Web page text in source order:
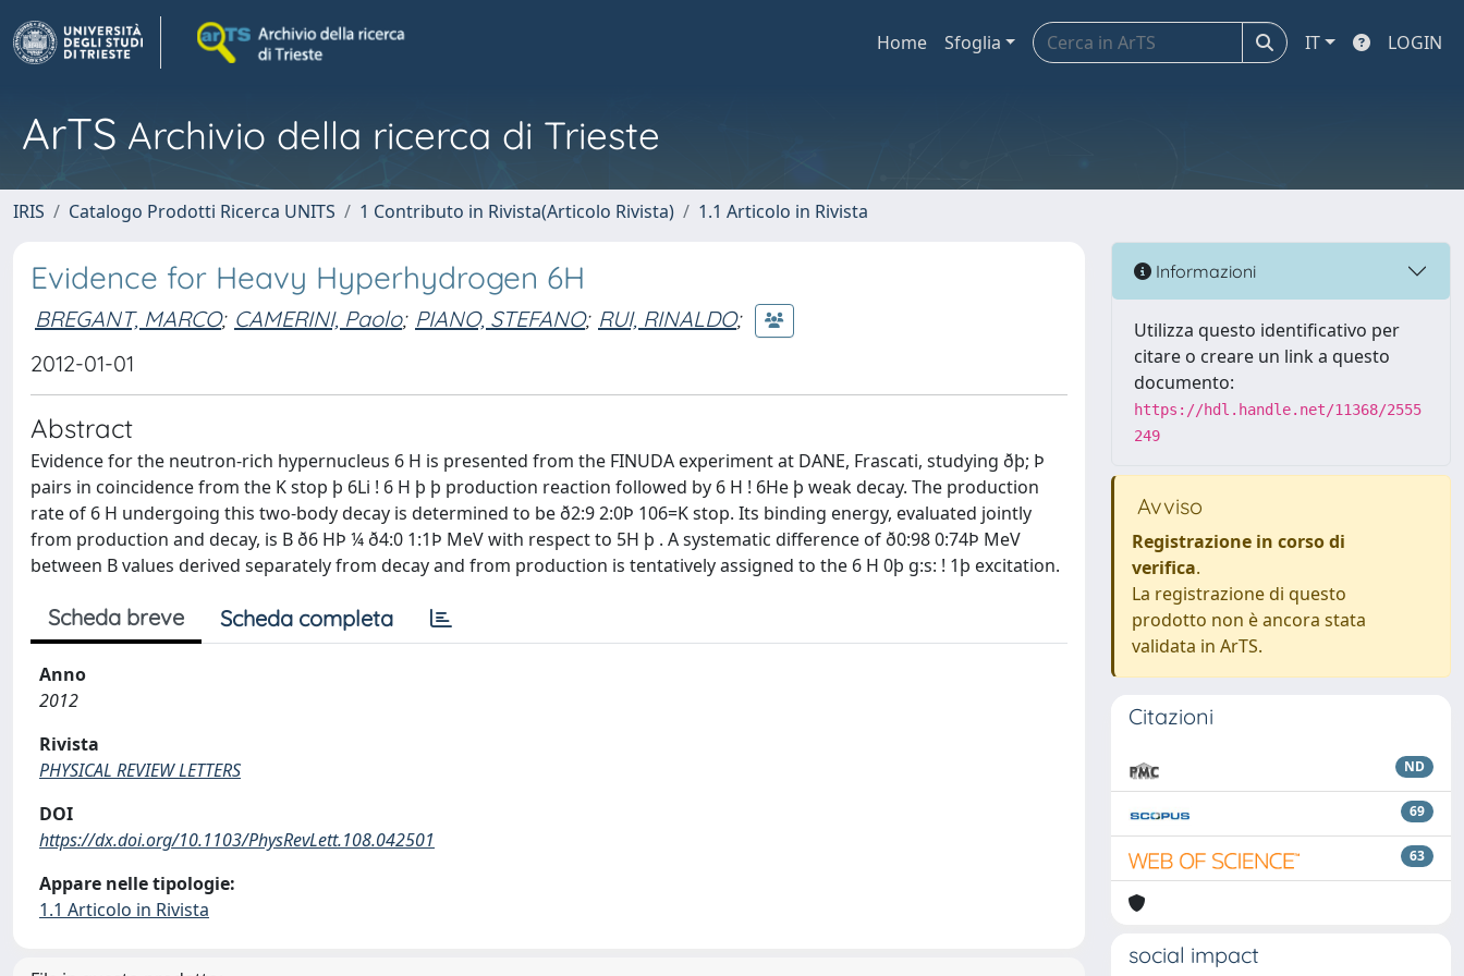
Home Sfoglia IT LOGIN
ArTS Archivio della ricerca di Trieste
IRIS Catalogo Prodotti Ricerca UNITS 1 Contributo in Rivista(Articolo Rivista) 1.1 Articolo in Rivista
Evidence for Heavy Hyperhydrogen 6H
BREGANT, MARCO; CAMERINI, Paolo; PIANO, STEFANO; RUI, RINALDO;
2012-01-01
Abstract
Evidence for the neutron-rich hypernucleus 6 H is presented from the FINUDA experiment at DANE, Frascati, studying ðþ; Þ
pairs in coincidence from the K stop þ 6Li ! 6 H þ þ production reaction followed by 6 H ! 6He þ weak decay. The production
rate of 6 H undergoing this two-body decay is determined to be ð2:9 2:0Þ 106=K stop. Its binding energy, evaluated jointly
from production and decay, is B ð6 HÞ ¼ ð4:0 1:1Þ MeV with respect to 5H þ . A systematic difference of ð0:98 0:74Þ MeV
between B values derived separately from decay and from production is tentatively assigned to the 6 H 0þ g:s: ! 1þ excitation.
Scheda breve Scheda completa
Anno
2012
Rivista
PHYSICAL REVIEW LETTERS
DOI
https://dx.doi.org/10.1103/PhysRevLett.108.042501
Appare nelle tipologie:
1.1 Articolo in Rivista
Informazioni
Utilizza questo identificativo per
citare o creare un link a questo
documento:
https://hdl.handle.net/11368/2555
249
Avviso
Registrazione in corso di
verifica.
La registrazione di questo
prodotto non è ancora stata
validata in ArTS.
Citazioni
ND
69
63
social impact